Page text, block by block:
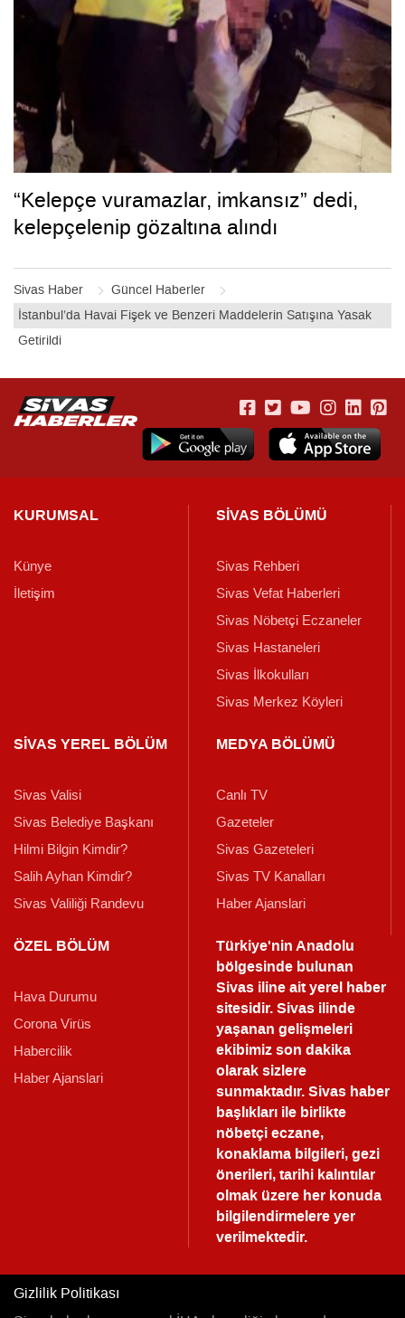
Sivas Haber
Güncel Haberler
İstanbul’da Havai Fişek ve Benzeri Maddelerin Satışına Yasak
Getirildi
“Kelepçe vuramazlar, imkansız” dedi,
kelepçelenip gözaltına alındı
KURUMSAL
Künye
İletişim
SİVAS BÖLÜMÜ
Sivas Rehberi
Sivas Vefat Haberleri
Sivas Nöbetçi Eczaneler
Sivas Hastaneleri
Sivas İlkokulları
Sivas Merkez Köyleri
SİVAS YEREL BÖLÜM
Sivas Valisi
Sivas Belediye Başkanı
Hilmi Bilgin Kimdir?
Salih Ayhan Kimdir?
Sivas Valiliği Randevu
MEDYA BÖLÜMÜ
Canlı TV
Gazeteler
Sivas Gazeteleri
Sivas TV Kanalları
Haber Ajanslari
ÖZEL BÖLÜM
Hava Durumu
Corona Virüs
Habercilik
Haber Ajanslari
Türkiye'nin Anadolu
bölgesinde bulunan
Sivas iline ait yerel haber
sitesidir. Sivas ilinde
yaşanan gelişmeleri
ekibimiz son dakika
olarak sizlere
sunmaktadır.Sivas haber
başlıkları ile birlikte
nöbetçi eczane,
konaklama bilgileri, gezi
önerileri, tarihi kalıntılar
olmak üzere her konuda
bilgilendirmelere yer
verilmektedir.
Gizlilik Politikası